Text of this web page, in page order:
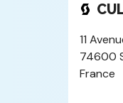
11
74600
France